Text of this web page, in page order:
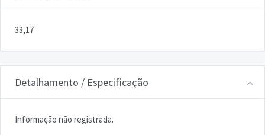
33,17
Detalhamento / Especificação
Informação não registrada.